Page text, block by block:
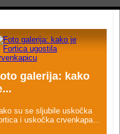
galerija: kako
su se sljubile uskočka
i uskočka crvenkapa...